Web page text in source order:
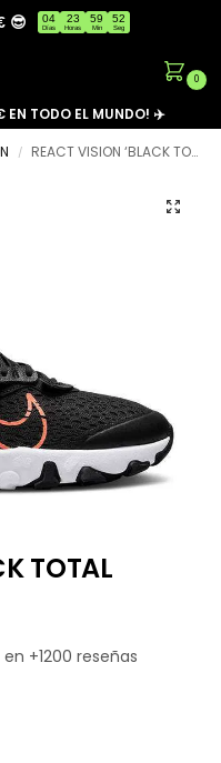
😎 04
Días
23
Horas
59
Min
52
Seg
0
EN TODO EL MUNDO! ✈️
/ REACT VISION ‘BLACK TOTAL ORANGE’
TOTAL
+1200 reseñas